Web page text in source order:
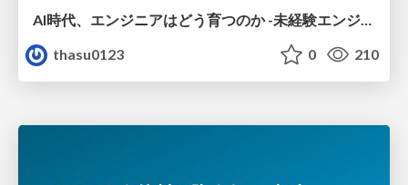
AI時代、エンジニアはどう育つのか -未経験エンジニアの成長を間近で見て考えたこと-
thasu0123
0 210